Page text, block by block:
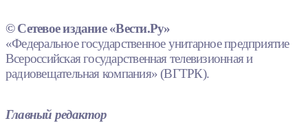
© Сетевое издание «Вести.Ру»
«Федеральное государственное унитарное предприятие
Всероссийская государственная телевизионная и
радиовещательная компания» (ВГТРК).
Главный редактор